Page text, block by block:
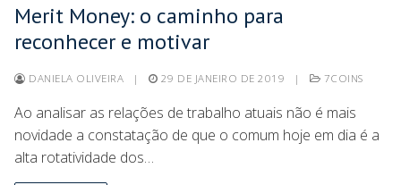
Merit Money: o caminho para
reconhecer e motivar
DANIELA OLIVEIRA | 29 DE JANEIRO DE 2019 | 7COINS
Ao analisar as relações de trabalho atuais não é mais
novidade a constatação de que o comum hoje em dia é a
alta rotatividade dos…